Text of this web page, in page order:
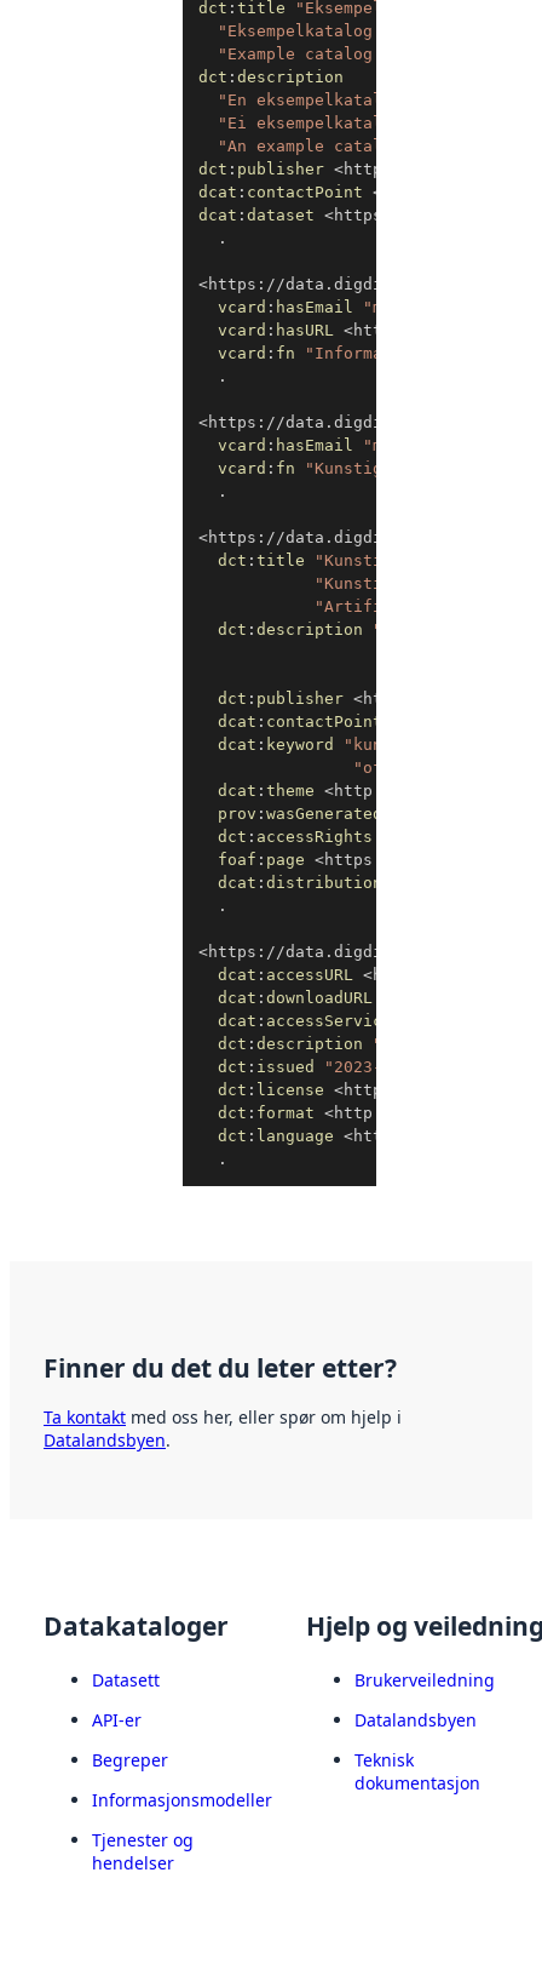
dct : title
"Eksempelkatalog for
"Eksempelkatalog for datasett"
"Example catalog for datasets"
dct : description
"En eksempelkatalog for
"Ei eksempelkatalog for
"An example catalog for
dct : publisher <https://
dcat : contactPoint <
dcat : dataset <https://
.
<https://data.digdir.no/
vcard : hasEmail
vcard : hasURL <https://
vcard : fn
.
<https://data.digdir.no/
vcard : hasEmail
vcard : fn
"Kunstig Intelligens
.
<https://data.digdir.no/datasets/
dct : title
"Kunstig intelligens -
"Kunstig intelligens -
"Artificial
dct : description
"En oversikt
dct : publisher <https://
dcat : contactPoint
dcat : keyword
"kunstig
"offentlig sektor"
dcat : theme <http://
prov : wasGeneratedBy
dct : accessRights
foaf : page <https://
dcat : distribution
.
<https://data.digdir.no/datasets/
dcat : accessURL <https://
dcat : downloadURL
dcat : accessService
dct : description
"CSV-fil med
dct : issued "2023-02-23"
dct : license <http://
dct : format <http://
dct : language <http://
.
Finner du det du leter etter?
Ta kontakt med oss her, eller spør om hjelp i
Datalandsbyen.
Datakataloger
Datasett
API-er
Begreper
Informasjonsmodeller
Tjenester og
hendelser
Hjelp og
Brukerveiledning
Datalandsbyen
Teknisk
dokumentasjon